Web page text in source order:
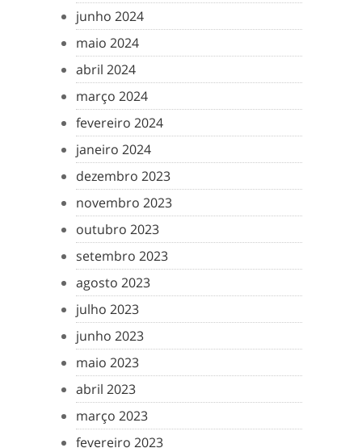
junho 2024
maio 2024
abril 2024
março 2024
fevereiro 2024
janeiro 2024
dezembro 2023
novembro 2023
outubro 2023
setembro 2023
agosto 2023
julho 2023
junho 2023
maio 2023
abril 2023
março 2023
fevereiro 2023